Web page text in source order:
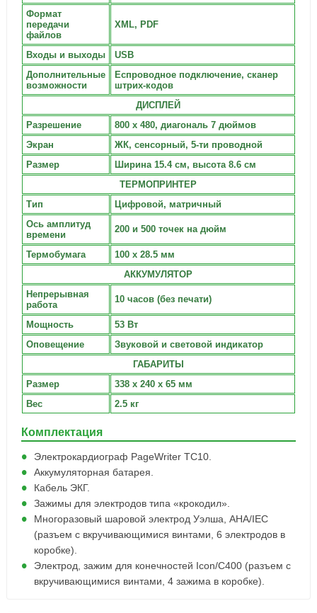
Формат
передачи
файлов
XML, PDF
Входы и выходы
USB
Дополнительные
возможности
Еспроводное подключение, сканер
штрих-кодов
ДИСПЛЕЙ
Разрешение
800 х 480, диагональ 7 дюймов
Экран
ЖК, сенсорный, 5-ти проводной
Размер
Ширина 15.4 см, высота 8.6 см
ТЕРМОПРИНТЕР
Тип
Цифровой, матричный
Ось амплитуд
времени
200 и 500 точек на дюйм
Термобумага
100 х 28.5 мм
АККУМУЛЯТОР
Непрерывная
работа
10 часов (без печати)
Мощность
53 Вт
Оповещение
Звуковой и световой индикатор
ГАБАРИТЫ
Размер
338 х 240 х 65 мм
Вес
2.5 кг
Комплектация
Электрокардиограф PageWriter TC10.
Аккумуляторная батарея.
Кабель ЭКГ.
Зажимы для электродов типа «крокодил».
Многоразовый шаровой электрод Уэлша, AHA/IEC
(разъем с вкручивающимися винтами, 6 электродов в
коробке).
Электрод, зажим для конечностей Icon/C400 (разъем с
вкручивающимися винтами, 4 зажима в коробке).